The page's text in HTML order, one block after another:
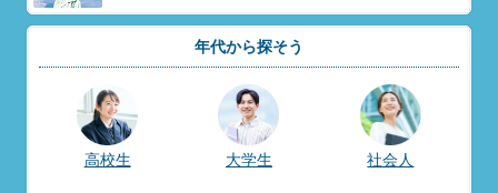
年代から探そう
高校生 大学生 社会人